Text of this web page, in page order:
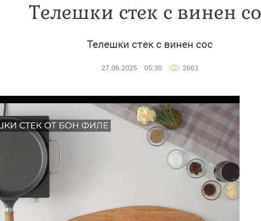
Телешки стек с винен
Телешки стек с винен сос
27.06.2025 05:30 2663